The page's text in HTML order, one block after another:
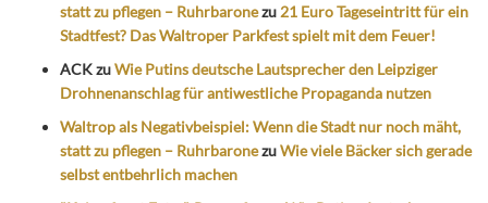
statt zu pflegen – Ruhrbaronezu 21 Euro Tageseintritt für ein
Stadtfest? Das Waltroper Parkfest spielt mit dem Feuer!
ACKzuWie Putins deutsche Lautsprecher den Leipziger
Drohnenanschlag für antiwestliche Propaganda nutzen
Waltrop als Negativbeispiel: Wenn die Stadt nur noch mäht,
statt zu pflegen – RuhrbaronezuWie viele Bäcker sich gerade
selbst entbehrlich machen